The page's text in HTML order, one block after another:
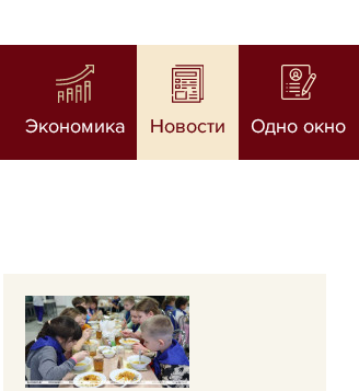
Экономика Новости Одно окно